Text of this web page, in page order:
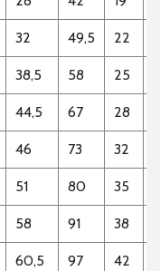
32 49,5 22
38,5 58 25
44,5 67 28
46 73 32
51 80 35
58 91 38
60,5 97 42